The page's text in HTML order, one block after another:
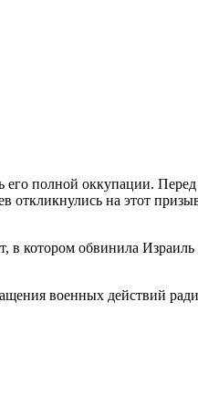
полной оккупации. Перед
на этот
котором обвинила
военных действий